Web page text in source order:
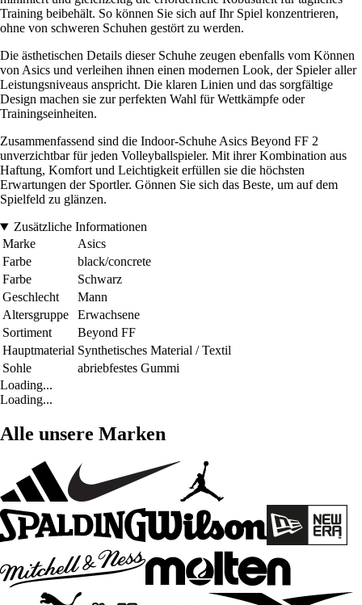
Training beibehält. So können Sie sich auf Ihr Spiel konzentrieren,
ohne von schweren Schuhen gestört zu werden.
Die ästhetischen Details dieser Schuhe zeugen ebenfalls vom Können
von Asics und verleihen ihnen einen modernen Look, der Spieler aller
Leistungsniveaus anspricht. Die klaren Linien und das sorgfältige
Design machen sie zur perfekten Wahl für Wettkämpfe oder
Trainingseinheiten.
Zusammenfassend sind die Indoor-Schuhe Asics Beyond FF 2
unverzichtbar für jeden Volleyballspieler. Mit ihrer Kombination aus
Haftung, Komfort und Leichtigkeit erfüllen sie die höchsten
Erwartungen der Sportler. Gönnen Sie sich das Beste, um auf dem
Spielfeld zu glänzen.
Zusätzliche Informationen
Marke
Asics
Farbe
black/concrete
Farbe
Schwarz
Geschlecht
Mann
Altersgruppe
Erwachsene
Sortiment
Beyond FF
Hauptmaterial Synthetisches Material / Textil
Sohle
abriebfestes Gummi
Loading...
Loading...
Alle unsere Marken